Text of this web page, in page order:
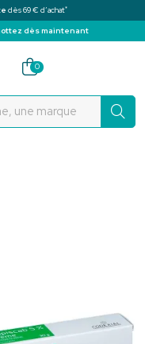
dès 69 € d’achat*
dès maintenant
des Rochettes Votre
0